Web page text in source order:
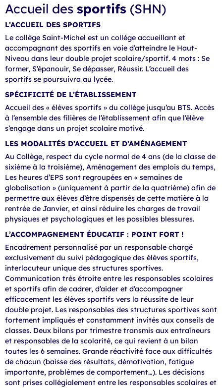
Accueil des sportifs (SHN)
L’ACCUEIL DES SPORTIFS
Le collège Saint-Michel est un collège accueillant et
accompagnant des sportifs en voie d’atteindre le Haut-
Niveau dans leur double projet scolaire/sportif. 4 mots : Se
former, S’épanouir, Se dépasser, Réussir. L’accueil des
sportifs se poursuivra au lycée.
SPÉCIFICITÉ DE L’ÉTABLISSEMENT
Accueil des « élèves sportifs » du collège jusqu’au BTS. Accès
à l’ensemble des filières de l’établissement afin que l’élève
s’engage dans un projet scolaire motivé.
LES MODALITÉS D’ACCUEIL ET D’AMÉNAGEMENT
Au Collège, respect du cycle normal de 4 ans (de la classe de
sixième à la troisième), Aménagement des emplois du temps,
Les heures d’EPS sont regroupées en « semaines de
globalisation » (uniquement à partir de la quatrième) afin de
permettre aux élèves d’être dispensés de cette matière à la
rentrée de Janvier, et ainsi réduire les charges de travail
physiques et psychologiques et les possibles blessures.
L’ACCOMPAGNEMENT ÉDUCATIF : POINT FORT !
Encadrement personnalisé par un responsable chargé
exclusivement du suivi pédagogique des élèves sportifs,
interlocuteur unique des structures sportives.
Communication très étroite entre les responsables scolaires
et sportifs afin de cadrer, d’aider et d’accompagner
efficacement les élèves sportifs vers la réussite de leur
double projet. Les responsables des structures sportives sont
fortement impliqués et constamment invités aux conseils de
classes. Deux bilans par trimestre transmis aux entraîneurs
et responsables de la scolarité, ce qui revient à un bilan
toutes les 6 semaines. Grande réactivité face aux difficultés
de chacun (baisse des résultats, démotivation, fatigue
importante, problèmes de comportement…). Les décisions
sont prises collégialement entre les responsables scolaires et